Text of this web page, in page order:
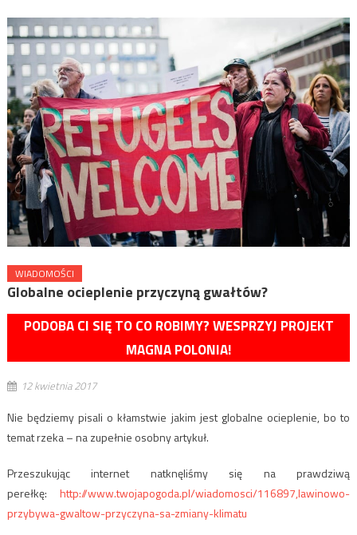
WIADOMOŚCI
Globalne ocieplenie przyczyną gwałtów?
PODOBA CI SIĘ TO CO ROBIMY? WESPRZYJ PROJEKT
MAGNA POLONIA!
12 kwietnia 2017
Nie będziemy pisali o kłamstwie jakim jest globalne ocieplenie, bo to
temat rzeka – na zupełnie osobny artykuł.
Przeszukując internet natknęliśmy się na prawdziwą
perełkę:http://www.twojapogoda.pl/wiadomosci/116897,lawinowo-
przybywa-gwaltow-przyczyna-sa-zmiany-klimatu